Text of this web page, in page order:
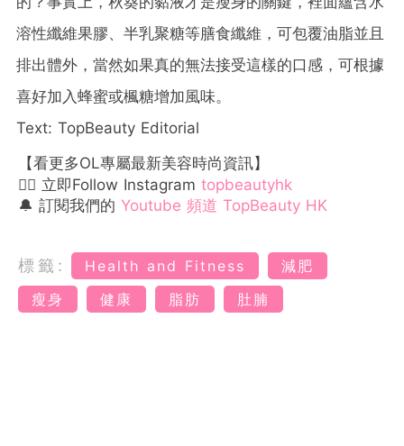
溶性纖維果膠、半乳聚糖等膳食纖維，可包覆油脂並且
排出體外，當然如果真的無法接受這樣的口感，可根據
喜好加入蜂蜜或楓糖增加風味。
Text: TopBeauty Editorial
【看更多OL專屬最新美容時尚資訊】
👉🏻 立即Follow Instagram topbeautyhk
🔔 訂閱我們的 Youtube 頻道 TopBeauty HK
標籤: Health and Fitness
減肥
瘦身
健康 脂肪 肚腩